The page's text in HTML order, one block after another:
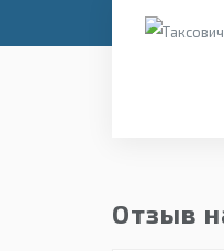
Отзыв